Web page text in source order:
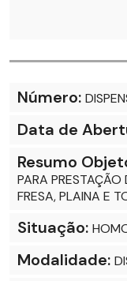
Número:
Data de
Resumo
PARA
FRESA, PLAINA E
Situação:
Modalidade: